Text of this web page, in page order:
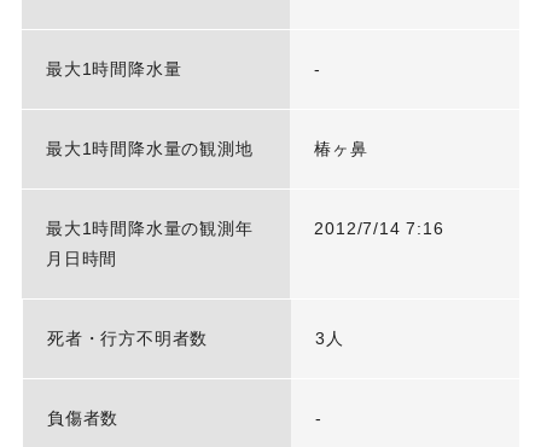
最大1時間降水量 -
最大1時間降水量の観測地 椿ヶ鼻
最大1時間降水量の観測年
月日時間
2012/7/14 7:16
死者・行方不明者数 3人
負傷者数 -